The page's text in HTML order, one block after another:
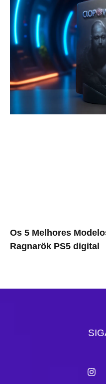
Os 5 Melhores
Ragnarök PS5 digital